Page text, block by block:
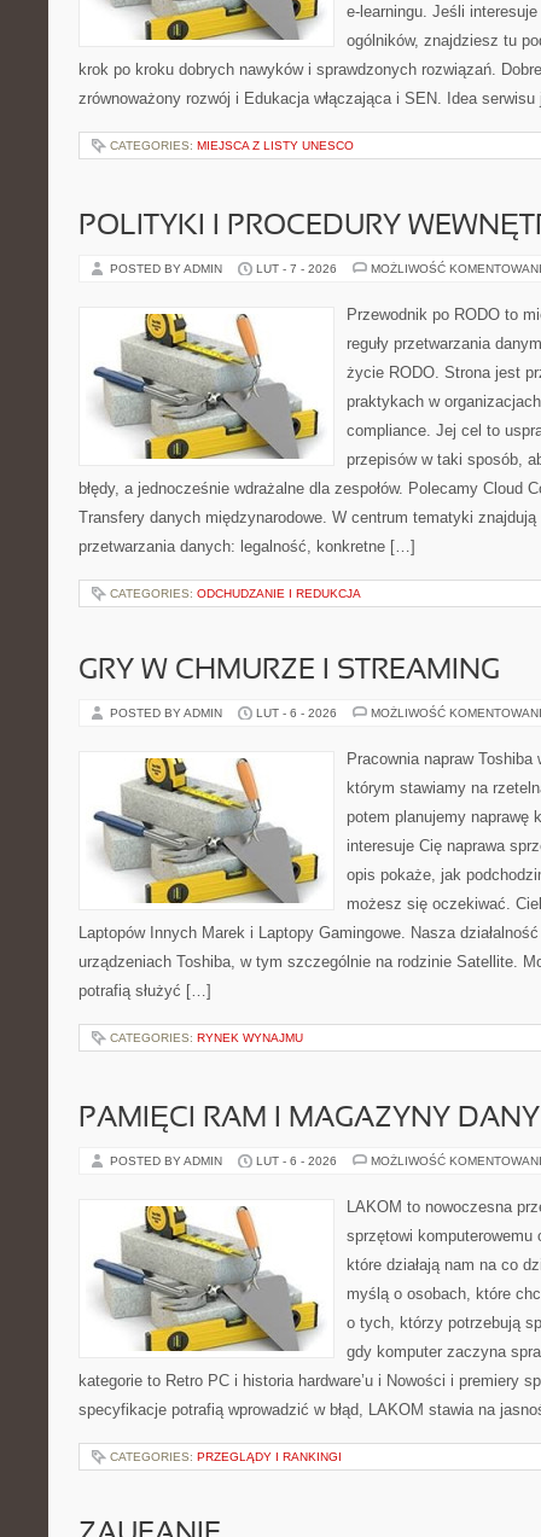
e-learningu. Jeśli
ogólników, znajdziesz tu
krok po kroku dobrych nawyków i sprawdzonych rozwiązań.
zrównoważony rozwój i Edukacja włączająca i SEN. Idea
CATEGORIES: MIEJSCA Z LISTY UNESCO
POLITYKI I PROCEDURY
POSTED BY ADMIN LUT - 7 - 2026 MOŻLIWOŚĆ
Przewodnik po RODO to
reguły przetwarzania
życie RODO. Strona jest
praktykach w
compliance. Jej cel to
przepisów w taki sposób,
błędy, a jednocześnie wdrażalne dla zespołów. Polecamy Cloud
Transfery danych międzynarodowe. W centrum tematyki znajdują
przetwarzania danych: legalność, konkretne […]
CATEGORIES: ODCHUDZANIE I REDUKCJA
GRY W CHMURZE I STREAMING
POSTED BY ADMIN LUT - 6 - 2026 MOŻLIWOŚĆ
Pracownia napraw
którym stawiamy na
potem planujemy naprawę
interesuje Cię naprawa
opis pokaże, jak
możesz się oczekiwać.
Laptopów Innych Marek i Laptopy Gamingowe. Nasza
urządzeniach Toshiba, w tym szczególnie na rodzinie Satellite.
potrafią służyć […]
CATEGORIES: RYNEK WYNAJMU
PAMIĘCI RAM I MAGAZYNY
POSTED BY ADMIN LUT - 6 - 2026 MOŻLIWOŚĆ
LAKOM to nowoczesna
sprzętowi komputerowemu
które działają nam na co
myślą o osobach, które
o tych, którzy potrzebują
gdy komputer zaczyna
kategorie to Retro PC i historia hardware’u i Nowości i premiery
specyfikacje potrafią wprowadzić w błąd, LAKOM stawia na
CATEGORIES: PRZEGLĄDY I RANKINGI